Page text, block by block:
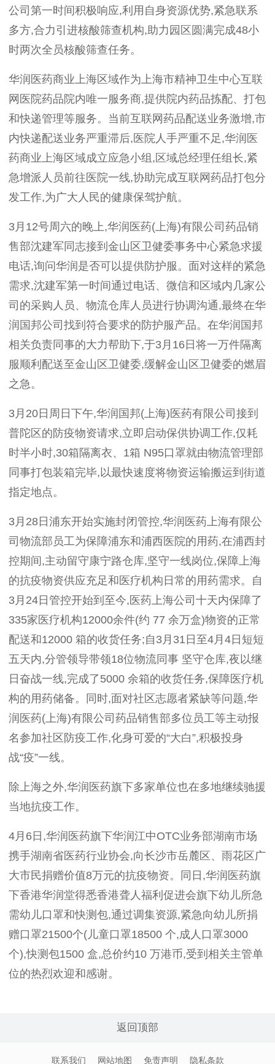
公司第一时间积极响应,利用自身资源优势,紧急联系
多方,合力引进核酸筛查机构,助力园区圆满完成48小
时两次全员核酸筛查任务。
华润医药商业上海区域作为上海市精神卫生中心互联
网医院药品院内唯一服务商,提供院内药品拣配、打包
和快递管理等服务。当前互联网药品配送业务激增,市
内快递配送业务严重滞后, 医院人手严重不足 ,华润医
药商业上海区域成立应急小组 , 区域总经理任组长,紧
急增派人员前往医院一线,协助完成互联网药品打包分
发工作,为广大人民的健康保驾护航。
3月 12号周六的晚上,华润医药(上海)有限公司药品销
售部沈建军同志接到金山区卫健委事务中心紧急求援
电话,询问华润是否可以提供防护服。面对这样的紧急
需求,沈建军第一时间通过电话、微信和区域内几家公
司的采购人员、物流仓库人员进行协调沟通,最终在华
润国邦公司找到符合要求的防护服产品。在华润国邦
相关负责同事的大力帮助下,于3月 16 日将一万件隔离
服顺利配送至金山区卫健委,缓解金山区卫健委的燃眉
之急。
3月 20 日周日下午,华润国邦(上海) 医药有限公司接到
普陀区的防疫物资请求,立即启动保供协调工作,仅耗
时半小时,30箱隔离衣、 1箱 N95口罩就由物流管理部
同事打包装箱完毕, 以最快速度将物资运输搬运到街道
指定地点。
3月 28 日浦东开始实施封闭管控,华润医药上海有限公
司物流部员工为保障浦东和浦西医院的用药,在浦西封
控期间 ,主动留守康宁路仓库,坚守一线岗位,保障上海
的抗疫物资供应充足和医疗机构日常的用药需求。自
3月 24 日管控开始到至今, 医药上海公司十天内保障了
335家医疗机构12000余件(约 77余万盒)物资的正常
配送和12000箱的收货任务;自 3月 31 日至4月4 日短短
五天内,分管领导带领18位物流同事 坚守仓库,夜以继
日奋战一线,完成了5000余箱的收货任务,保障医疗机
构的用药储备。同时,面对社区志愿者紧缺等问题,华
润医药(上海)有限公司药品销售部多位员工等主动报
名参加社区防疫工作,化身可爱的“大白”,积极投身
战“疫”一线。
除上海之外,华润医药旗下多家单位也在多地继续驰援
当地抗疫工作。
4月 6 日 ,华润医药旗下华润江中OTC业务部湖南市场
携手湖南省医药行业协会,向长沙市岳麓区、雨花区广
大市民捐赠价值8万元的抗疫物资。同日 ,华润医药旗
下香港华润堂得悉香港聋人福利促进会旗下幼儿所急
需幼儿口罩和快测包,通过调集资源,紧急向幼儿所捐
赠口罩21500个(儿童口罩18500个,成人口罩3000
个),快测包1500盒,总价约10万港币,受到相关主管单
位的热烈欢迎和感谢。
返回顶部
联系我们 网站地图 免责声明 隐私条款